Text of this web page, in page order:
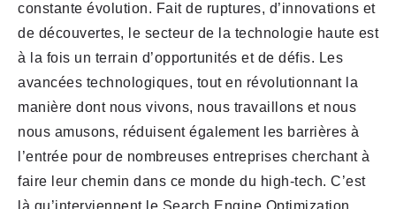
constante évolution. Fait de ruptures, d’innovations et
de découvertes, le secteur de la technologie haute est
à la fois un terrain d’opportunités et de défis. Les
avancées technologiques, tout en révolutionnant la
manière dont nous vivons, nous travaillons et nous
nous amusons, réduisent également les barrières à
l’entrée pour de nombreuses entreprises cherchant à
faire leur chemin dans ce monde du high-tech. C’est